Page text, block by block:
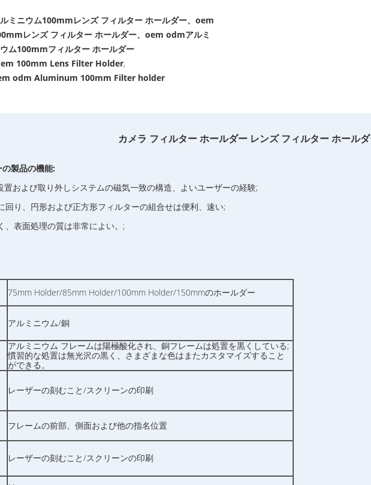
ミニウム100mmレンズ フィルター ホールダー、oem
レンズ フィルター ホールダー、oem odmアルミ
ム100mmフィルター ホールダー
100mm Lens Filter Holder,
odm Aluminum 100mm Filter holder
カメラ フィルター ホールダー レンズ フィルター ホール
の製品の機能:
置および取り外しシステムの磁気一致の構造、よいユーザーの経験;
、円形および正方形フィルターの組合せは便利、速い;
表面処理の質は非常によい。;
75mm Holder/85mm Holder/100mm Holder/150mmのホールダー
アルミニウム/銅
アルミニウム フレームは陽極酸化され、銅フレームは処置を黒くしている;
慣習的な処置は無光沢の黒く、さまざまな色はまたカスタマイズすること
ができる。
レーザーの刻むこと/スクリーンの印刷
フレームの前部、側面および他の指名位置
レーザーの刻むこと/スクリーンの印刷